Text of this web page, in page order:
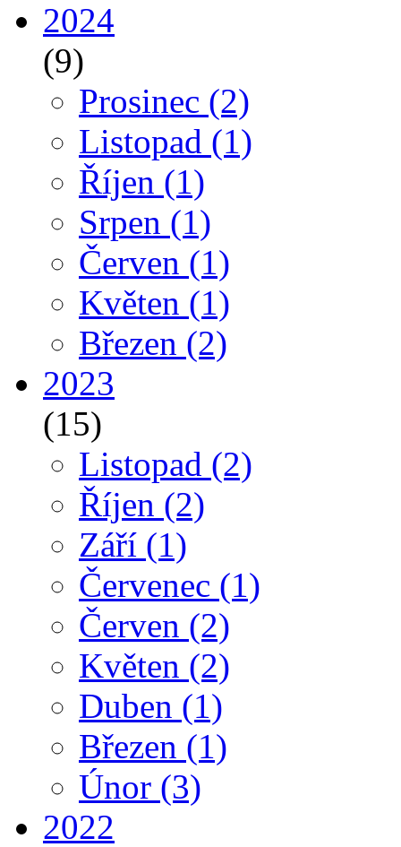
2024
(9)
Prosinec (2)
Listopad (1)
Říjen (1)
Srpen (1)
Červen (1)
Květen (1)
Březen (2)
2023
(15)
Listopad (2)
Říjen (2)
Září (1)
Červenec (1)
Červen (2)
Květen (2)
Duben (1)
Březen (1)
Únor (3)
2022